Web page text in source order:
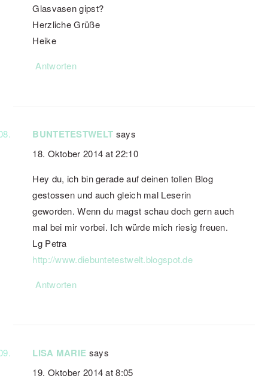
Glasvasen gipst?
Herzliche Grüße
Heike
Antworten
BUNTETESTWELT says
18. Oktober 2014 at 22:10
Hey du, ich bin gerade auf deinen tollen Blog
gestossen und auch gleich mal Leserin
geworden. Wenn du magst schau doch gern auch
mal bei mir vorbei. Ich würde mich riesig freuen.
Lg Petra
http://www.diebuntetestwelt.blogspot.de
Antworten
LISA MARIE says
19. Oktober 2014 at 8:05